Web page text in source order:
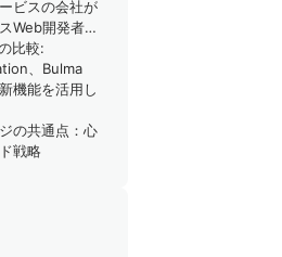
ビスの会社が
Web開発者が
イント
比較:
、Bulma
機能を活用し
の共通点：心
戦略